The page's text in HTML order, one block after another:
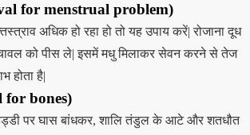
for menstrual problem)
अधिक हो रहा हो तो यह उपाय करें| रोजाना दूध
चावल को पीस ले| इसमें मधु मिलाकर सेवन करने से तेज
होता है|
bones)
पर घास बांधकर, शालि तंडुल के आटे और शतधौत